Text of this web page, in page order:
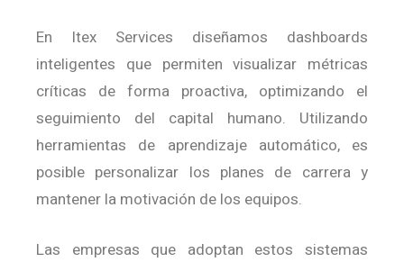
En Itex Services diseñamos dashboards
inteligentes que permiten visualizar métricas
críticas de forma proactiva, optimizando el
seguimiento del capital humano. Utilizando
herramientas de aprendizaje automático, es
posible personalizar los planes de carrera y
mantener la motivación de los equipos.
Las empresas que adoptan estos sistemas